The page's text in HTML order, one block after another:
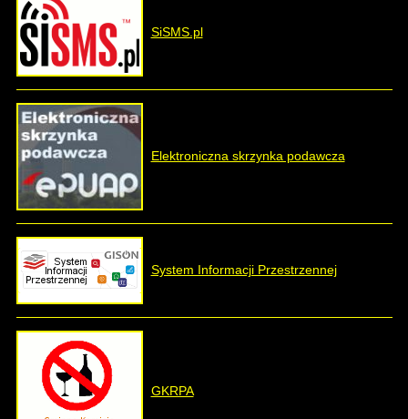
SiSMS.pl
Elektroniczna skrzynka podawcza
System Informacji Przestrzennej
GKRPA